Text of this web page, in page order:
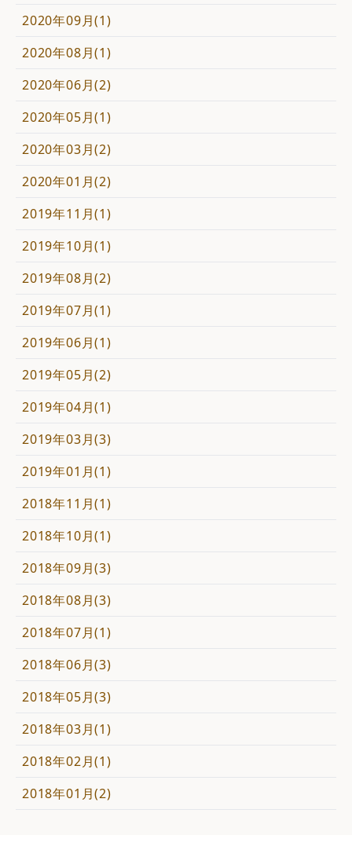
2020年09月(1)
2020年08月(1)
2020年06月(2)
2020年05月(1)
2020年03月(2)
2020年01月(2)
2019年11月(1)
2019年10月(1)
2019年08月(2)
2019年07月(1)
2019年06月(1)
2019年05月(2)
2019年04月(1)
2019年03月(3)
2019年01月(1)
2018年11月(1)
2018年10月(1)
2018年09月(3)
2018年08月(3)
2018年07月(1)
2018年06月(3)
2018年05月(3)
2018年03月(1)
2018年02月(1)
2018年01月(2)